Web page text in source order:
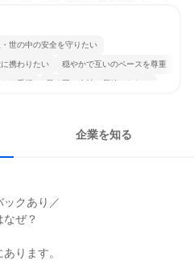
・世の中の安全を守りたい
携わりたい 穏やかで互いのペースを尊重
クを重視 長く同じ会社に居続けられる
企業を知る
ックあり／
ぜ？
ります。